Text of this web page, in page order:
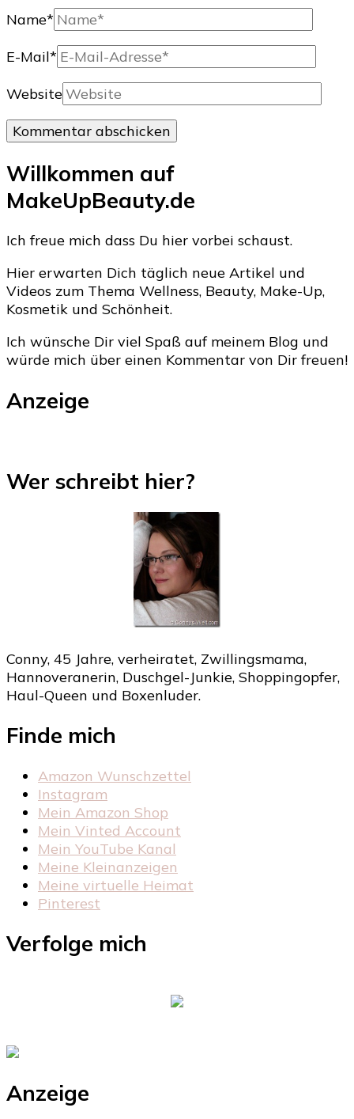
Name*
E-Mail*
Website
Willkommen auf
MakeUpBeauty.de
Ich freue mich dass Du hier vorbei schaust.
Hier erwarten Dich täglich neue Artikel und
Videos zum Thema Wellness, Beauty, Make-Up,
Kosmetik und Schönheit.
Ich wünsche Dir viel Spaß auf meinem Blog und
würde mich über einen Kommentar von Dir freuen!
Anzeige
Wer schreibt hier?
Conny, 45 Jahre, verheiratet, Zwillingsmama,
Hannoveranerin, Duschgel-Junkie, Shoppingopfer,
Haul-Queen und Boxenluder.
Finde mich
Amazon Wunschzettel
Instagram
Mein Amazon Shop
Mein Vinted Account
Mein YouTube Kanal
Meine Kleinanzeigen
Meine virtuelle Heimat
Pinterest
Verfolge mich
Anzeige